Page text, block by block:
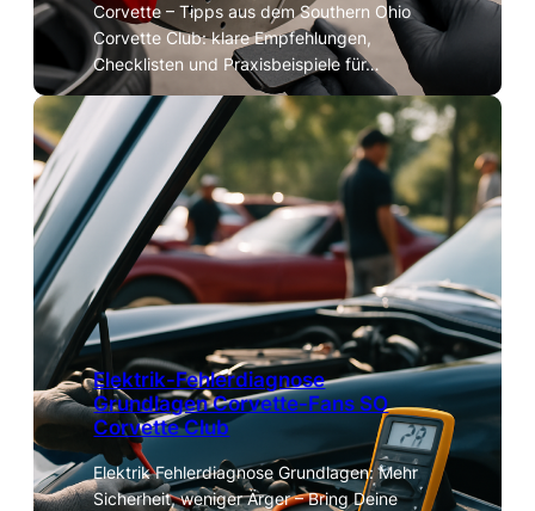
Corvette – Tipps aus dem Southern Ohio
Corvette Club: klare Empfehlungen,
Checklisten und Praxisbeispiele für…
Elektrik-Fehlerdiagnose
Grundlagen Corvette-Fans SO
Corvette Club
Elektrik Fehlerdiagnose Grundlagen: Mehr
Sicherheit, weniger Ärger – Bring Deine